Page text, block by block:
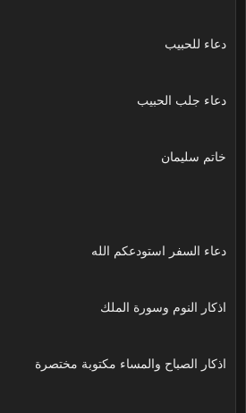
دعاء للحبيب
دعاء جلب الحبيب
خاتم سليمان
دعاء السفر استودعكم الله
اذكار النوم وسورة الملك
اذكار الصباح والمساء مكتوبة مختصرة